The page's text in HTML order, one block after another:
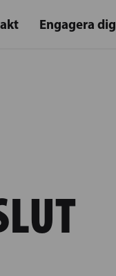
Engagera dig